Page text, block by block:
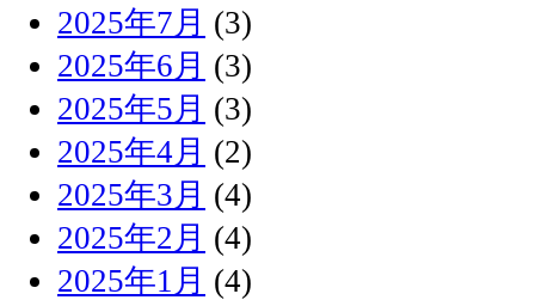
2025年7月 (3)
2025年6月 (3)
2025年5月 (3)
2025年4月 (2)
2025年3月 (4)
2025年2月 (4)
2025年1月 (4)